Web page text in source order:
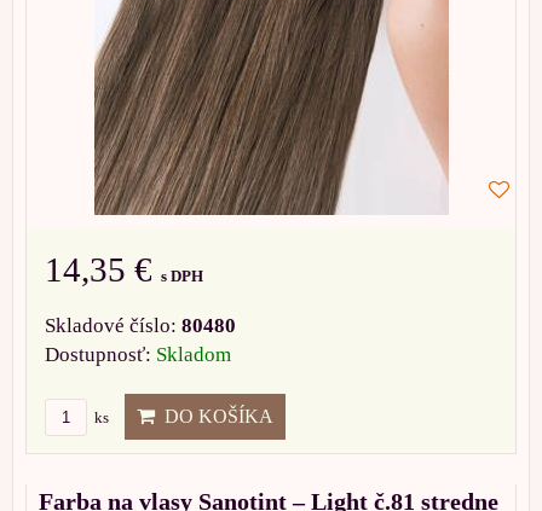
14,35 € s DPH
Skladové číslo: 80480
Dostupnosť: Skladom
ks DO KOŠÍKA
Farba na vlasy Sanotint – Light č.81 stredne